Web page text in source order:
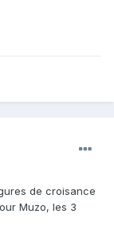
de croisance
Muzo, les 3